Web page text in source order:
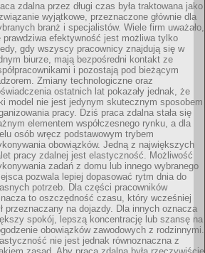
zdalna przez długi czas była traktowana jako
wyjątkowe, przeznaczone głównie dla
branż i specjalistów. Wiele firm uważało,
prawdziwa efektywność jest możliwa tylko
gdy wszyscy pracownicy znajdują się w
biurze, mają bezpośredni kontakt ze
i pozostają pod bieżącym
Zmiany technologiczne oraz
ostatnich lat pokazały jednak, że
model nie jest jedynym skutecznym sposobem
pracy. Dziś praca zdalna stała się
elementem współczesnego rynku, a dla
osób wręcz podstawowym trybem
obowiązków. Jedną z największych
pracy zdalnej jest elastyczność. Możliwość
zadań z domu lub innego wybranego
pozwala lepiej dopasować rytm dnia do
potrzeb. Dla części pracowników
to oszczędność czasu, który wcześniej
przeznaczany na dojazdy. Dla innych oznacza
spokój, lepszą koncentrację lub szansę na
obowiązków zawodowych z rodzinnymi.
nie jest jednak równoznaczna z